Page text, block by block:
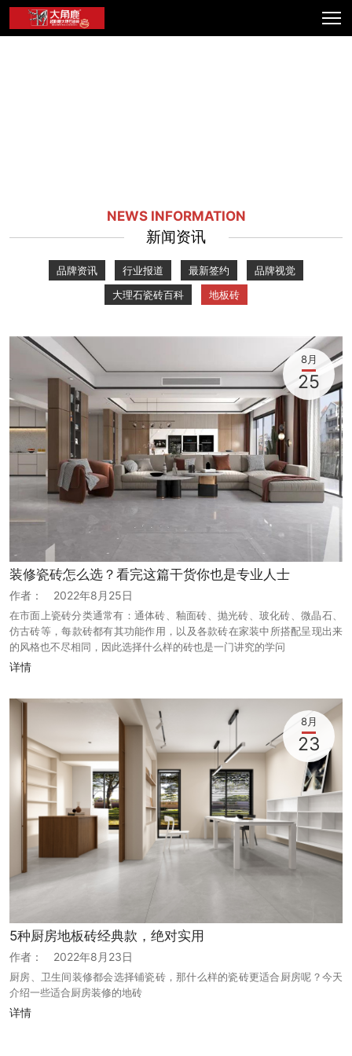
NEWS INFORMATION
新闻资讯
品牌资讯 行业报道 最新签约
品牌视觉
大理石瓷砖百科
地板砖
装修瓷砖怎么选？看完这篇干货你也是专业人士
作者： 2022年8月25日
在市面上瓷砖分类通常有：通体砖、釉面砖、抛光砖、玻化砖、微晶石、
仿古砖等，每款砖都有其功能作用，以及各款砖在家装中所搭配呈现出来
的风格也不尽相同，因此选择什么样的砖也是一门讲究的学问
8月
25
详情
5种厨房地板砖经典款，绝对实用
作者： 2022年8月23日
厨房、卫生间装修都会选择铺瓷砖，那什么样的瓷砖更适合厨房呢？今天
介绍一些适合厨房装修的地砖
8月
23
详情